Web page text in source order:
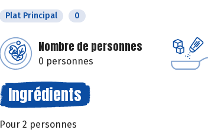
Plat Principal 0
Nombre de personnes
0 personnes
Ingrédients
Pour 2 personnes